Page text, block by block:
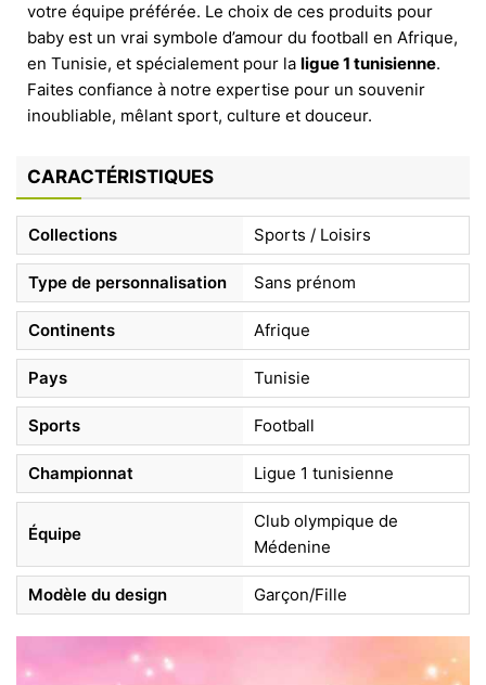
votre équipe préférée. Le choix de ces produits pour
baby est un vrai symbole d’amour du football en Afrique,
en Tunisie, et spécialement pour la ligue 1 tunisienne.
Faites confiance à notre expertise pour un souvenir
inoubliable, mêlant sport, culture et douceur.
CARACTÉRISTIQUES
Collections Sports / Loisirs
Type de personnalisation Sans prénom
Continents Afrique
Pays Tunisie
Sports Football
Championnat Ligue 1 tunisienne
Équipe
Club olympique de
Médenine
Modèle du design Garçon/Fille